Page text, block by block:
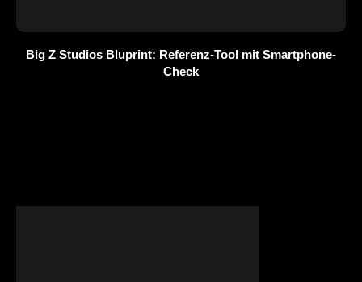
Big Z Studios Bluprint: Referenz-Tool mit Smartphone-
Check